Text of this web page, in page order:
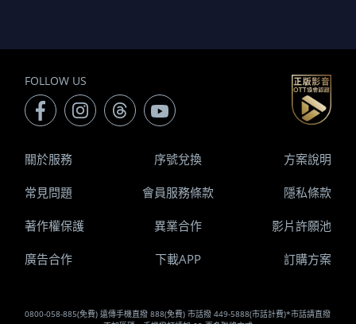
FOLLOW US
0800-058-885(免費) 遠傳手機直撥 888(免費) 市話撥 449-5888(市話計費)*市話請直撥
關於服務 序號兌換 方案說明
常見問題 會員服務條款 隱私條款
著作權保護 異業合作 影片許願池
廣告合作 下載APP 訂購方案